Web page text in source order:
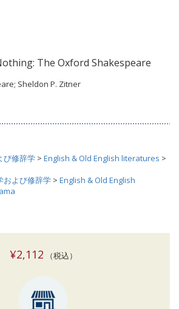
The Oxford Shakespeare
Sheldon P. Zitner
び修辞学 > English & Old English literatures >
および修辞学 > English & Old English
¥2,112 （税込）